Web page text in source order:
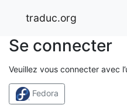
traduc.org
Se connecter
Veuillez vous connecter avec
Fedora